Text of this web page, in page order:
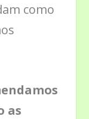
como
as